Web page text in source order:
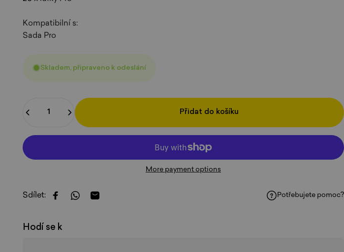
Kompatibilní s:
Sada Pro
Skladem, připraveno k odeslání
Přidat do košíku
More payment options
Sdílet:
Sdílet na Facebooku
Sdílet na WhatsAppu
Sdílet e-mailem
Potřebujete pomoc?
Hodí se k